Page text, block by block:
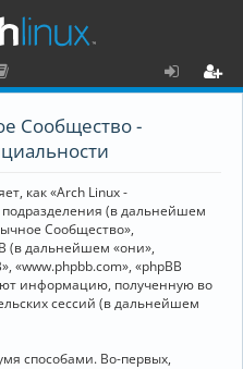
Сообщество -
как «Arch Linux -
подразделения (в дальнейшем
Сообщество»,
(в дальнейшем «они»,
«www.phpbb.com», «phpBB
информацию, полученную во
сессий (в дальнейшем
способами. Во-первых,